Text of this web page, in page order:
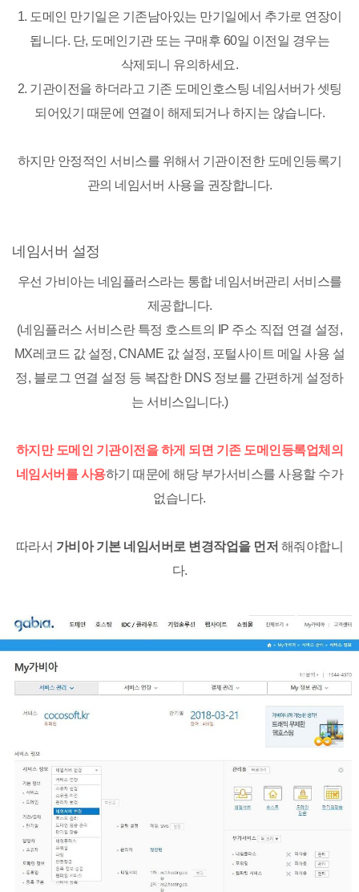
1. 도메인 만기일은 기존남아있는 만기일에서 추가로 연장이
됩니다. 단, 도메인기관 또는 구매후 60일 이전일 경우는
삭제되니 유의하세요.
2. 기관이전을 하더라고 기존 도메인호스팅 네임서버가 셋팅
되어있기 때문에 연결이 해제되거나 하지는 않습니다.
하지만 안정적인 서비스를 위해서 기관이전한 도메인등록기
관의 네임서버 사용을 권장합니다.
네임서버 설정
우선 가비아는 네임플러스라는 통합 네임서버관리 서비스를
제공합니다.
(네임플러스 서비스란 특정 호스트의 IP 주소 직접 연결 설정,
MX레코드 값 설정, CNAME 값 설정, 포털사이트 메일 사용 설
정, 블로그 연결 설정 등 복잡한 DNS 정보를 간편하게 설정하
는 서비스입니다.)
하지만 도메인 기관이전을 하게 되면 기존 도메인등록업체의
네임서버를 사용하기 때문에 해당 부가서비스를 사용할 수가
없습니다.
따라서 가비아 기본 네임서버로 변경작업을 먼저 해줘야합니
다.